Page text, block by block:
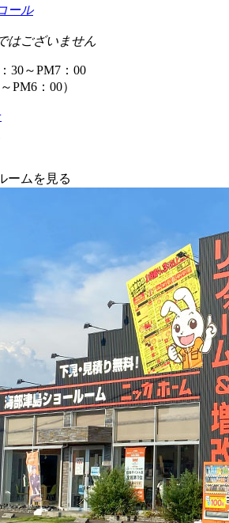
ール
はございません
30～PM7：00
PM6：00）
ームを見る